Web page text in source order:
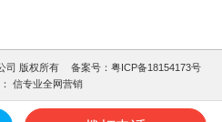
司 版权所有 备案号： 粤ICP备18154173号
信专业全网营销